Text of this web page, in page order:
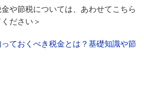
や節税については、あわせてこちら
ださい＞
ておくべき税金とは？基礎知識や節